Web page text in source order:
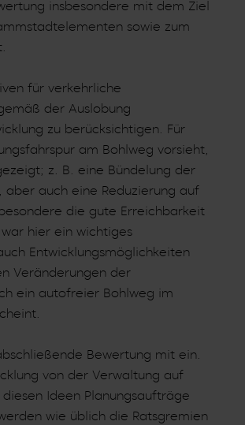
insbesondere mit dem Ziel
sowie zum
für verkehrliche
der Auslobung
zu berücksichtigen. Für
am Bohlweg vorsieht,
z. B. eine Bündelung der
aber auch eine Reduzierung auf
die gute Erreichbarkeit
hier ein wichtiges
Entwicklungsmöglichkeiten
Veränderungen der
ein autofreier Bohlweg im
Bewertung mit ein.
von der Verwaltung auf
Ideen Planungsaufträge
wie üblich die Ratsgremien